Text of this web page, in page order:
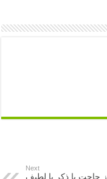
Next
حاجت با ذکر یا لطیف